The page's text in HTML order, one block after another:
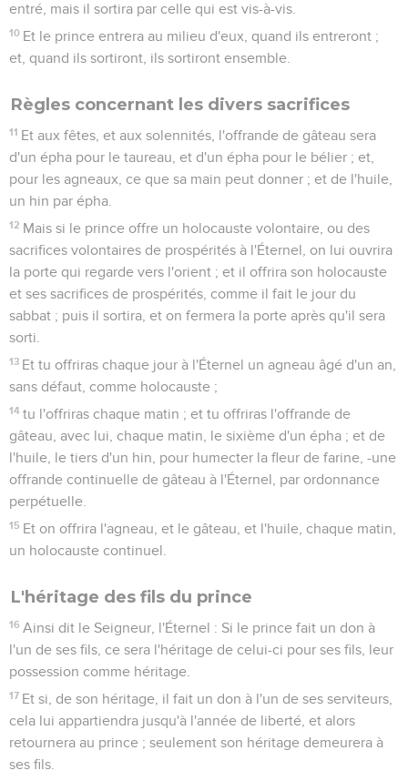
entré, mais il sortira par celle qui est vis-à-vis.
10 Et le prince entrera au milieu d'eux, quand ils entreront ;
et, quand ils sortiront, ils sortiront ensemble.
Règles concernant les divers sacrifices
11 Et aux fêtes, et aux solennités, l'offrande de gâteau sera
d'un épha pour le taureau, et d'un épha pour le bélier ; et,
pour les agneaux, ce que sa main peut donner ; et de l'huile,
un hin par épha.
12 Mais si le prince offre un holocauste volontaire, ou des
sacrifices volontaires de prospérités à l'Éternel, on lui ouvrira
la porte qui regarde vers l'orient ; et il offrira son holocauste
et ses sacrifices de prospérités, comme il fait le jour du
sabbat ; puis il sortira, et on fermera la porte après qu'il sera
sorti.
13 Et tu offriras chaque jour à l'Éternel un agneau âgé d'un an,
sans défaut, comme holocauste ;
14 tu l'offriras chaque matin ; et tu offriras l'offrande de
gâteau, avec lui, chaque matin, le sixième d'un épha ; et de
l'huile, le tiers d'un hin, pour humecter la fleur de farine, -une
offrande continuelle de gâteau à l'Éternel, par ordonnance
perpétuelle.
15 Et on offrira l'agneau, et le gâteau, et l'huile, chaque matin,
un holocauste continuel.
L'héritage des fils du prince
16 Ainsi dit le Seigneur, l'Éternel : Si le prince fait un don à
l'un de ses fils, ce sera l'héritage de celui-ci pour ses fils, leur
possession comme héritage.
17 Et si, de son héritage, il fait un don à l'un de ses serviteurs,
cela lui appartiendra jusqu'à l'année de liberté, et alors
retournera au prince ; seulement son héritage demeurera à
ses fils.